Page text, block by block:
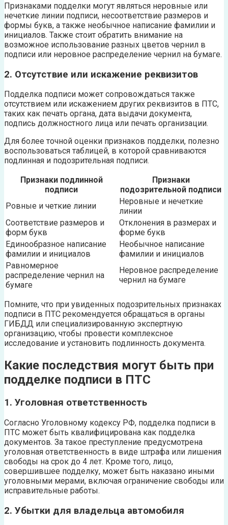
Признаками подделки могут являться неровные или
нечеткие линии подписи, несоответствие размеров и
формы букв, а также необычное написание фамилии и
инициалов. Также стоит обратить внимание на
возможное использование разных цветов чернил в
подписи или неровное распределение чернил на бумаге.
2. Отсутствие или искажение реквизитов
Подделка подписи может сопровождаться также
отсутствием или искажением других реквизитов в ПТС,
таких как печать органа, дата выдачи документа,
подпись должностного лица или печать организации.
Для более точной оценки признаков подделки, полезно
воспользоваться таблицей, в которой сравниваются
подлинная и подозрительная подписи.
Признаки подлинной
подписи
Признаки
подозрительной подписи
Ровные и четкие линии
Неровные и нечеткие
линии
Соответствие размеров и
форм букв
Отклонения в размерах и
форме букв
Единообразное написание
фамилии и инициалов
Необычное написание
фамилии и инициалов
Равномерное
распределение чернил на
бумаге
Неровное распределение
чернил на бумаге
Помните, что при увиденных подозрительных признаках
подписи в ПТС рекомендуется обращаться в органы
ГИБДД или специализированную экспертную
организацию, чтобы провести комплексное
исследование и установить подлинность документа.
Какие последствия могут быть при
подделке подписи в ПТС
1. Уголовная ответственность
Согласно Уголовному кодексу РФ, подделка подписи в
ПТС может быть квалифицирована как подделка
документов. За такое преступление предусмотрена
уголовная ответственность в виде штрафа или лишения
свободы на срок до 4 лет. Кроме того, лицо,
совершившее подделку, может быть наказано иными
уголовными мерами, включая ограничение свободы или
исправительные работы.
2. Убытки для владельца автомобиля